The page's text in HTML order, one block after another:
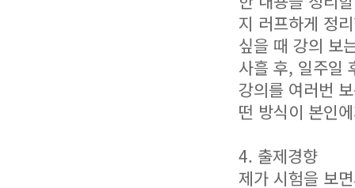
지 러프하게 정
싶을 때 강의 보
사흘 후, 일주일
강의를 여러번
떤 방식이 본인
4. 출제경향
제가 시험을 보